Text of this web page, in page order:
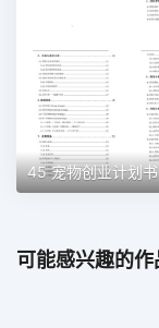
可能感兴趣的作